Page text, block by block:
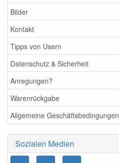
Bilder
Kontakt
Tipps von Usern
Datenschutz & Sicherheit
Anregungen?
Warenrückgabe
Allgemeine Geschäftsbedingungen
Sozialen Medien